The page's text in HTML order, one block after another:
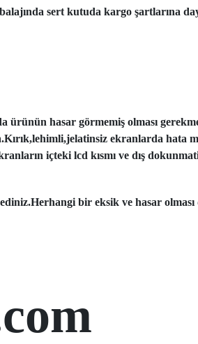
sert kutuda kargo şartlarına
hasar görmemiş olması
ekranlarda
içteki lcd kısmı ve dış
bir eksik ve hasar